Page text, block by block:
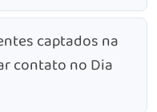
captados na
contato no Dia